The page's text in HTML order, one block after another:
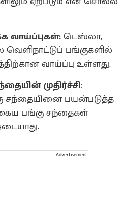
வாய்ப்புகள்:டெஸ்லா,
பங்குகளில்
வாய்ப்பு உள்ளது.
முதிர்ச்சி:
சந்தையினை பயன்படுத்த
பங்கு சந்தைகள்
Advertisement